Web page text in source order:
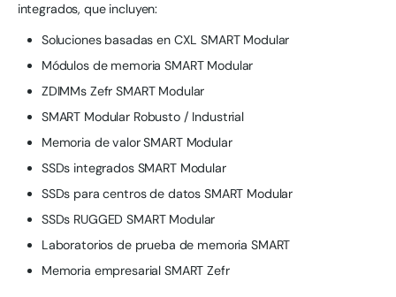
integrados, que incluyen:
Soluciones basadas en CXL SMART Modular
Módulos de memoria SMART Modular
ZDIMMs Zefr SMART Modular
SMART Modular Robusto / Industrial
Memoria de valor SMART Modular
SSDs integrados SMART Modular
SSDs para centros de datos SMART Modular
SSDs RUGGED SMART Modular
Laboratorios de prueba de memoria SMART
Memoria empresarial SMART Zefr